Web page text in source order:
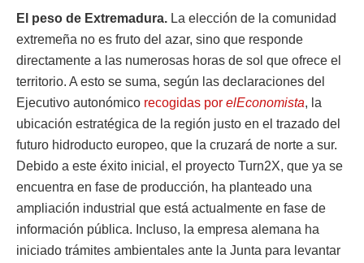
El peso de Extremadura. La elección de la comunidad
extremeña no es fruto del azar, sino que responde
directamente a las numerosas horas de sol que ofrece el
territorio. A esto se suma, según las declaraciones del
Ejecutivo autonómico recogidas por elEconomista, la
ubicación estratégica de la región justo en el trazado del
futuro hidroducto europeo, que la cruzará de norte a sur.
Debido a este éxito inicial, el proyecto Turn2X, que ya se
encuentra en fase de producción, ha planteado una
ampliación industrial que está actualmente en fase de
información pública. Incluso, la empresa alemana ha
iniciado trámites ambientales ante la Junta para levantar